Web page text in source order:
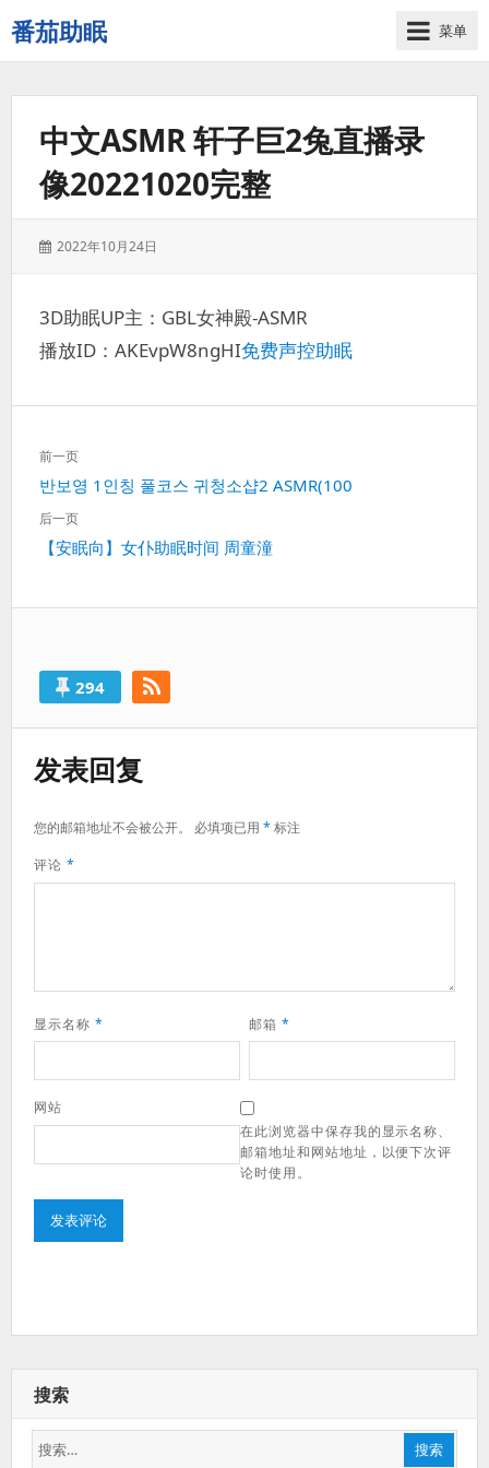
番茄助眠
一
个
站
菜单
中文ASMR 轩子巨2兔直播录
像20221020完整
发
2022年10月24日
3D助眠UP主：GBL女神殿-ASMR
播放ID：AKEvpW8ngHI免费声控助眠
文
章
导
航
前一页
上
一
반보영 1인칭 풀코스 귀청소샵2 ASMR(100
后一页
下【安眠向】女仆助眠时间 周童潼
294
发表回复
您的邮箱地址不会被公开。 必填项已用 *标注
评论 *
显示名称 * 邮箱 *
网站
在此浏览器中保存我的显示名称、
邮箱地址和网站地址，以便下次评
论时使用。
搜索
搜
搜索